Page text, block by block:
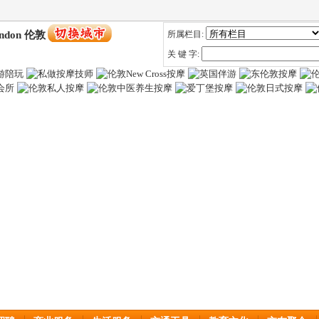
伦敦
所属栏目:
关 键 字: